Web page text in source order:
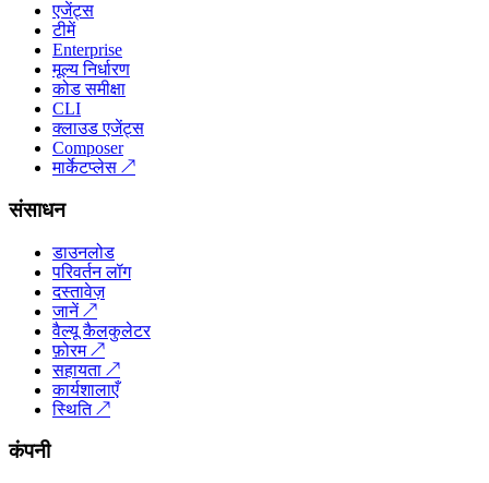
एजेंट्स
टीमें
Enterprise
मूल्य निर्धारण
कोड समीक्षा
CLI
क्लाउड एजेंट्स
Composer
मार्केटप्लेस ↗
संसाधन
डाउनलोड
परिवर्तन लॉग
दस्तावेज़
जानें↗
वैल्यू कैलकुलेटर
फ़ोरम↗
सहायता ↗
कार्यशालाएँ
स्थिति↗
कंपनी